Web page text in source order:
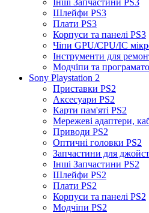
Шлейфи PS3
Плати PS3
Корпуси та панелі PS3
Чіпи GPU/CPU/IC
Інструменти для
Модчіпи та
Sony Playstation 2
Приставки PS2
Аксесуари PS2
Карти пам'яті PS2
Мережеві адаптери,
Приводи PS2
Оптичні головки PS2
Запчастини для
Інші Запчастини PS2
Шлейфи PS2
Плати PS2
Корпуси та панелі PS2
Модчіпи PS2